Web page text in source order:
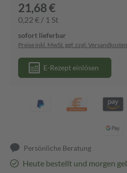
21,68 €
0,22 € / 1 St
sofort lieferbar
Preise inkl. MwSt. ggf. zzgl. Versandkosten
E-Rezept einlösen
Persönliche Beratung
Heute bestellt und morgen